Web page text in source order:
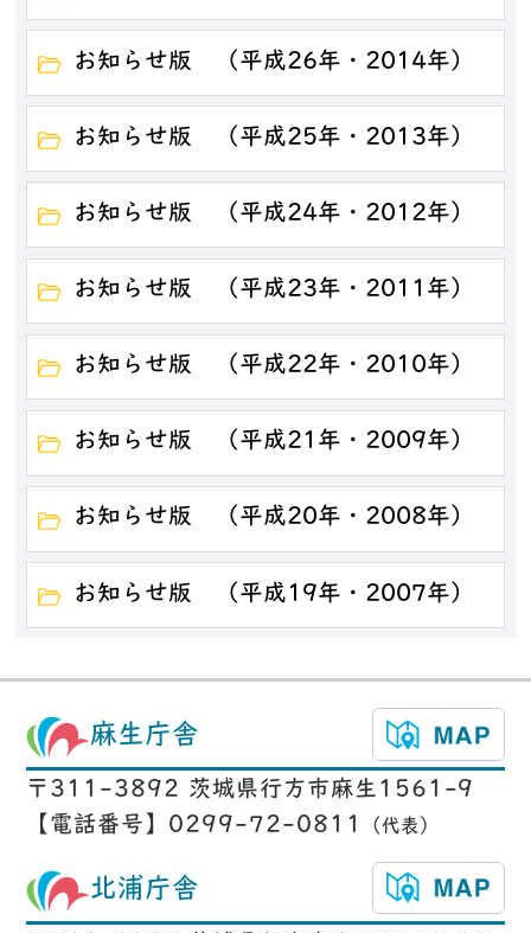
お知らせ版 （平成26年・2014年）
お知らせ版 （平成25年・2013年）
お知らせ版 （平成24年・2012年）
お知らせ版 （平成23年・2011年）
お知らせ版 （平成22年・2010年）
お知らせ版 （平成21年・2009年）
お知らせ版 （平成20年・2008年）
お知らせ版 （平成19年・2007年）
麻生庁舎
〒311-3892 茨城県行方市麻生1561-9
【電話番号】0299-72-0811
（代表）
北浦庁舎